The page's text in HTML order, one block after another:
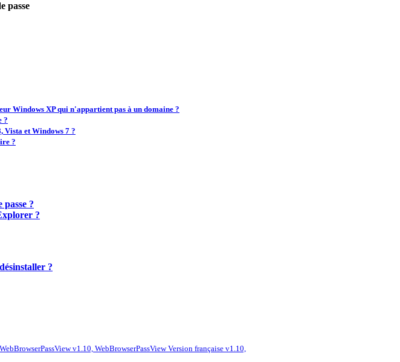
passe
Windows XP qui n'appartient pas à un domaine ?
?
Vista et Windows 7 ?
?
?
?
?
WebBrowserPassView v1.10, WebBrowserPassView Version française v1.10,